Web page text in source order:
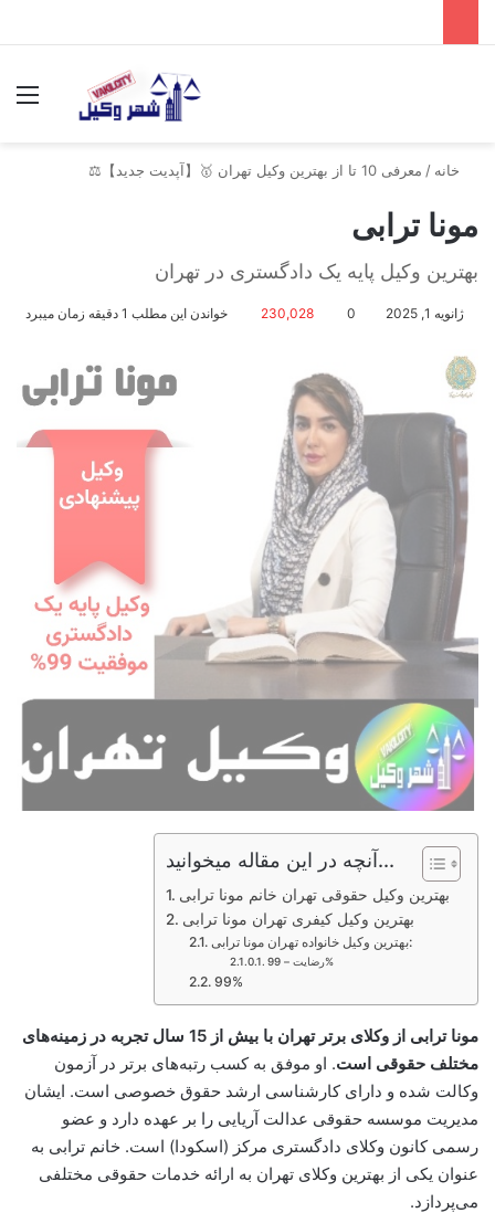
خانه / معرفی 10 تا از بهترین وکیل تهران 🥇【آپدیت جدید】⚖️
مونا ترابی
بهترین وکیل پایه یک دادگستری در تهران
ژانویه 1, 2025 0
230,028 خواندن این مطلب 1 دقیقه زمان میبرد
آنچه در این مقاله میخوانید...
بهترین وکیل حقوقی تهران خانم مونا ترابی
بهترین وکیل کیفری تهران مونا ترابی
بهترین وکیل خانواده تهران مونا ترابی:
رضایت – 99%
99%
مونا ترابی از وکلای برتر تهران با بیش از 15 سال تجربه در زمینه‌های
مختلف حقوقی است. او موفق به کسب رتبه‌های برتر در آزمون
وکالت شده و دارای کارشناسی ارشد حقوق خصوصی است. ایشان
مدیریت موسسه حقوقی عدالت آریایی را بر عهده دارد و عضو
رسمی کانون وکلای دادگستری مرکز (اسکودا) است. خانم ترابی به
عنوان یکی از بهترین وکلای تهران به ارائه خدمات حقوقی مختلفی
می‌پردازد.